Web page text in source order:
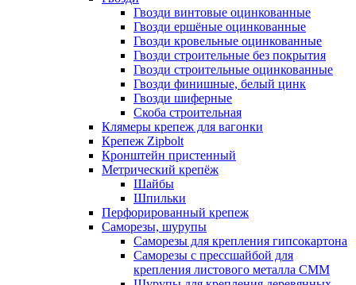
Гвозди винтовые оцинкованные
Гвозди ершёные оцинкованные
Гвозди кровельные оцинкованные
Гвозди строительные без покрытия
Гвозди строительные оцинкованные
Гвозди финишные, белый цинк
Гвозди шиферные
Скоба строительная
Клямеры крепеж для вагонки
Крепеж Zipbolt
Кронштейн пристенный
Метрический крепёж
Шайбы
Шпильки
Перфорированный крепеж
Саморезы, шурупы
Саморезы для крепления гипсокартона
Саморезы с прессшайбой для
крепления листового металла СММ